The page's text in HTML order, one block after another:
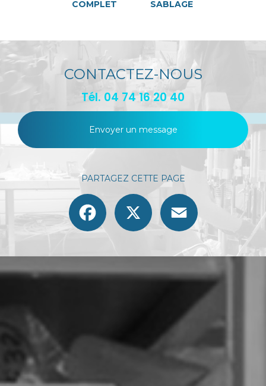
COMPLET SABLAGE
CONTACTEZ-NOUS
Tél. 04 74 16 20 40
Envoyer un message
PARTAGEZ CETTE PAGE
Facebook